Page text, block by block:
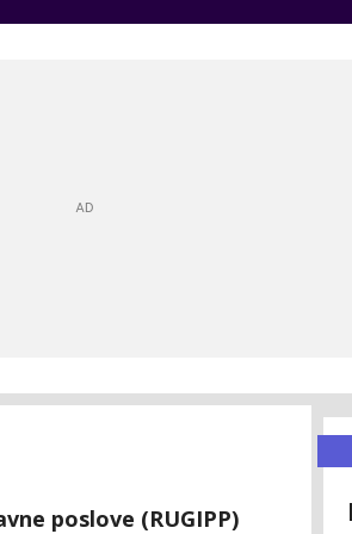
poslove (RUGIPP)